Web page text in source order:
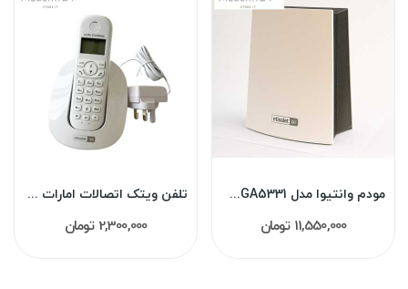
تلفن ویتک اتصالات امارات CL1AV
2,300,000 تومان
مودم وانتیوا مدل 5G MGA5331 استوک
11,550,000 تومان